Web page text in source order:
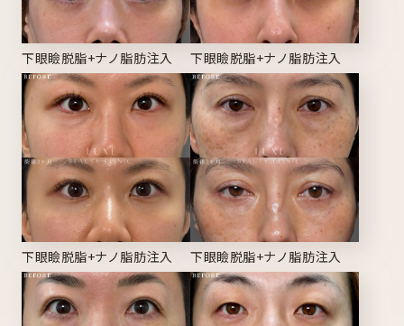
下眼瞼脱脂+ナノ脂肪注入 下眼瞼脱脂+ナノ脂肪注入
下眼瞼脱脂+ナノ脂肪注入 下眼瞼脱脂+ナノ脂肪注入